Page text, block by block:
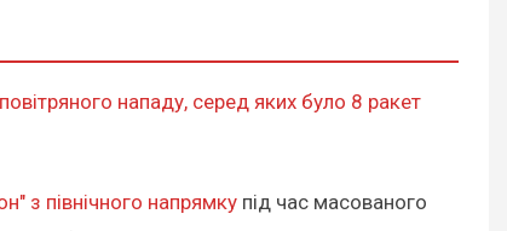
нападу, серед яких було 8 ракет
з північного напрямку під час масованого